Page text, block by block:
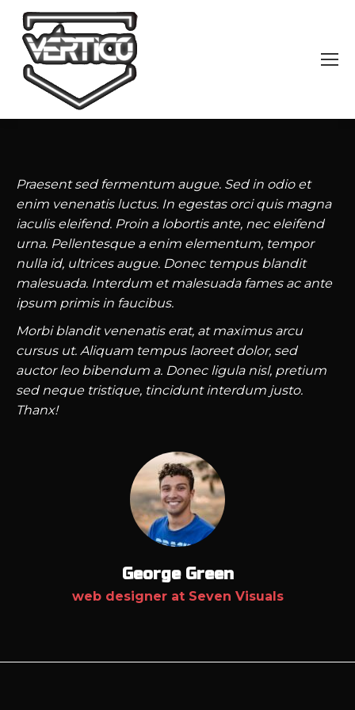
Praesent sed fermentum augue. Sed in odio et
enim venenatis luctus. In egestas orci quis magna
iaculis eleifend. Proin a lobortis ante, nec eleifend
urna. Pellentesque a enim elementum, tempor
nulla id, ultrices augue. Donec tempus blandit
malesuada. Interdum et malesuada fames ac ante
ipsum primis in faucibus.
Morbi blandit venenatis erat, at maximus arcu
cursus ut. Aliquam tempus laoreet dolor, sed
auctor leo bibendum a. Donec ligula nisl, pretium
sed neque tristique, tincidunt interdum justo.
Thanx!
George Green
web designer at Seven Visuals